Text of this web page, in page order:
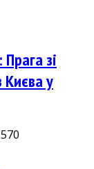
зі
Києва у